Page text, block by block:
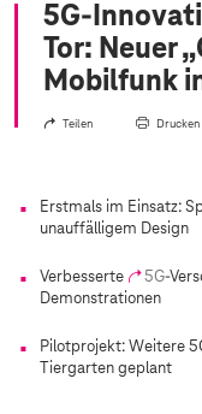
5G-
Tor: Neuer
Mobilfunk
Teilen Drucken
Erstmals im Einsatz:
unauffälligem Design
Verbesserte 5G-
Demonstrationen
Pilotprojekt: Weitere
Tiergarten geplant